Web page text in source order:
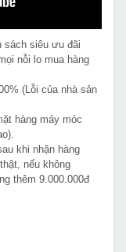
sách siêu ưu đãi
nỗi lo mua hàng
(Lỗi của nhà sản
hàng máy móc
khi nhận hàng
nếu không
thêm 9.000.000đ